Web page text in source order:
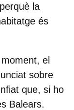
perquè la
és
el
sobre
que, si ho
Balears.